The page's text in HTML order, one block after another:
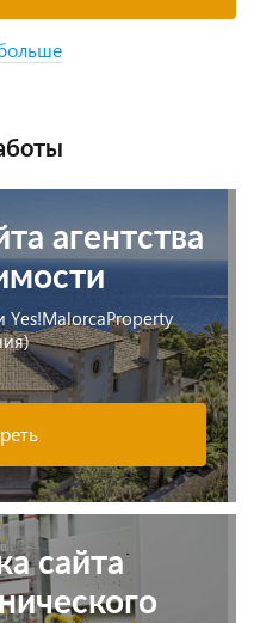
агентства
сайта